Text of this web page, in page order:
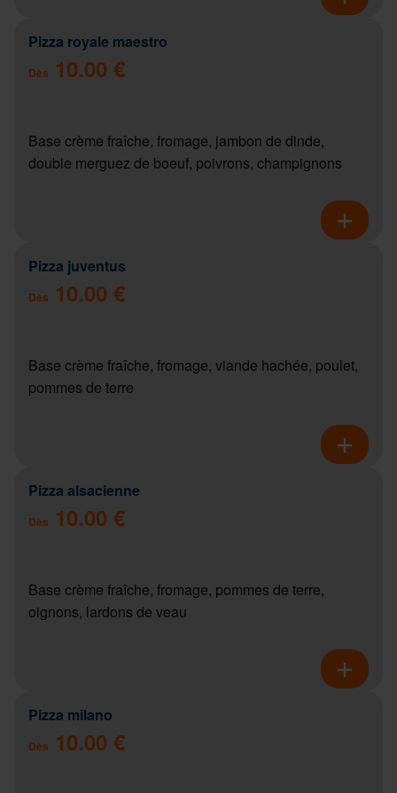
Pizza royale maestro
Dès 10.00 €
Base crème fraîche, fromage, jambon de dinde,
double merguez de boeuf, poivrons, champignons
Pizza juventus
Dès 10.00 €
Base crème fraîche, fromage, viande hachée, poulet,
pommes de terre
Pizza alsacienne
Dès 10.00 €
Base crème fraîche, fromage, pommes de terre,
oignons, lardons de veau
Pizza milano
Dès 10.00 €